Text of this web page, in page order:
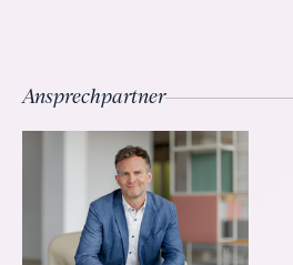
Ansprechpartner